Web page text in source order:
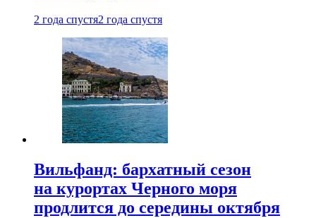
2 года спустя2 года спустя
Вильфанд: бархатный сезон
на курортах Черного моря
продлится до середины октября